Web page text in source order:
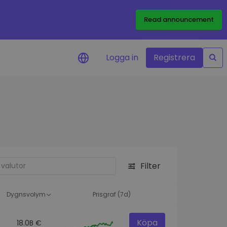
Read announcement
Logga in Registrera
Filter
Dygnsvolym Prisgraf (7d)
18.0B € Köpa